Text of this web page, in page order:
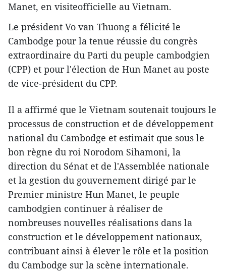
Manet, en visiteofficielle au Vietnam.
Le président Vo van Thuong a félicité le
Cambodge pour la tenue réussie du congrès
extraordinaire du Parti du peuple cambodgien
(CPP) et pour l'élection de Hun Manet au poste
de vice-président du CPP.
Il a affirmé que le Vietnam soutenait toujours le
processus de construction et de développement
national du Cambodge et estimait que sous le
bon règne du roi Norodom Sihamoni, la
direction du Sénat et de l'Assemblée nationale
et la gestion du gouvernement dirigé par le
Premier ministre Hun Manet, le peuple
cambodgien continuer à réaliser de
nombreuses nouvelles réalisations dans la
construction et le développement nationaux,
contribuant ainsi à élever le rôle et la position
du Cambodge sur la scène internationale.